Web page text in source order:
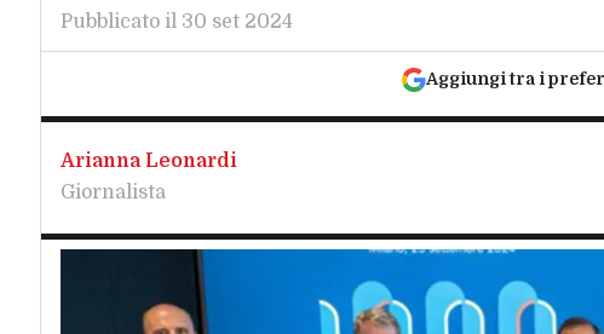
Pubblicato il 30 set 2024
Aggiungi tra i
Arianna Leonardi
Giornalista